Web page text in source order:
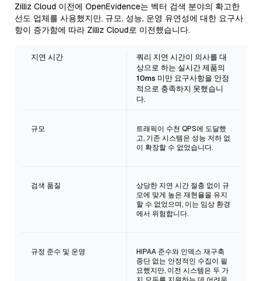
Zilliz Cloud 이전에 OpenEvidence는 벡터 검색 분야의 확고한
선도 업체를 사용했지만, 규모, 성능, 운영 유연성에 대한 요구사
항이 증가함에 따라 Zilliz Cloud로 이전했습니다.
지연 시간
쿼리 지연 시간이 의사를 대
상으로 하는 실시간 제품의
10ms 미만 요구사항을 안정
적으로 충족하지 못했습니
다.
규모
트래픽이 수천 QPS에 도달했
고, 기존 시스템은 성능 저하 없
이 확장할 수 없었습니다.
검색 품질
상당한 지연 시간 절충 없이 규
모에 맞게 높은 재현율을 유지
할 수 없었으며, 이는 임상 환경
에서 위험합니다.
규정 준수 및 운영
HIPAA 준수와 인덱스 재구축
중단 없는 안정적인 수집이 필
요했지만, 이전 시스템은 두 가